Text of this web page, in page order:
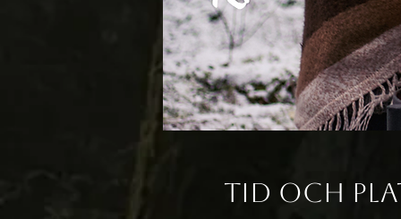
Tid och